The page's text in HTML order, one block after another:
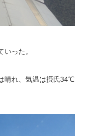
った。
晴れ、気温は摂氏34℃